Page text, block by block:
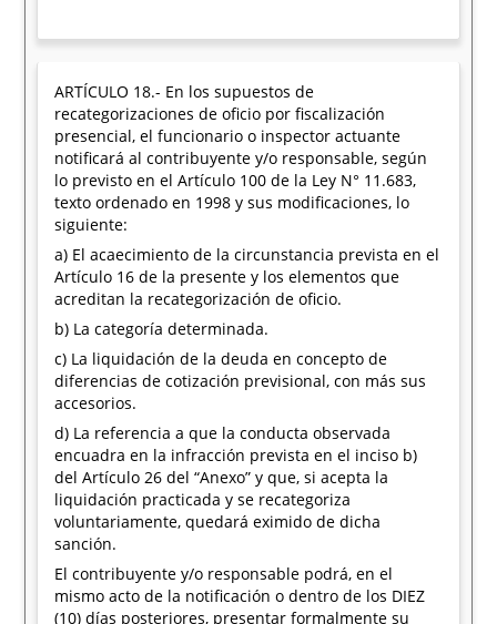
ARTÍCULO 18.- En los supuestos de
recategorizaciones de oficio por fiscalización
presencial, el funcionario o inspector actuante
notificará al contribuyente y/o responsable, según
lo previsto en el Artículo 100 de la Ley N° 11.683,
texto ordenado en 1998 y sus modificaciones, lo
siguiente:
a) El acaecimiento de la circunstancia prevista en el
Artículo 16 de la presente y los elementos que
acreditan la recategorización de oficio.
b) La categoría determinada.
c) La liquidación de la deuda en concepto de
diferencias de cotización previsional, con más sus
accesorios.
d) La referencia a que la conducta observada
encuadra en la infracción prevista en el inciso b)
del Artículo 26 del “Anexo” y que, si acepta la
liquidación practicada y se recategoriza
voluntariamente, quedará eximido de dicha
sanción.
El contribuyente y/o responsable podrá, en el
mismo acto de la notificación o dentro de los DIEZ
(10) días posteriores, presentar formalmente su